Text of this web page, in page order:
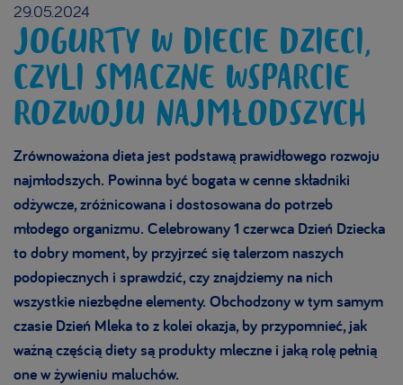
29.05.2024
JOGURTY W DIECIE DZIECI,
CZYLI SMACZNE WSPARCIE
ROZWOJU NAJMŁODSZYCH
Zrównoważona dieta jest podstawą prawidłowego rozwoju
najmłodszych. Powinna być bogata w cenne składniki
odżywcze, zróżnicowana i dostosowana do potrzeb
młodego organizmu. Celebrowany 1 czerwca Dzień Dziecka
to dobry moment, by przyjrzeć się talerzom naszych
podopiecznych i sprawdzić, czy znajdziemy na nich
wszystkie niezbędne elementy. Obchodzony w tym samym
czasie Dzień Mleka to z kolei okazja, by przypomnieć, jak
ważną częścią diety są produkty mleczne i jaką rolę pełnią
one w żywieniu maluchów.